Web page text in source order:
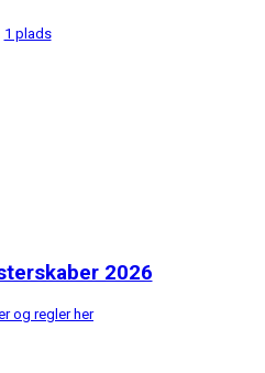
2026
og regler her